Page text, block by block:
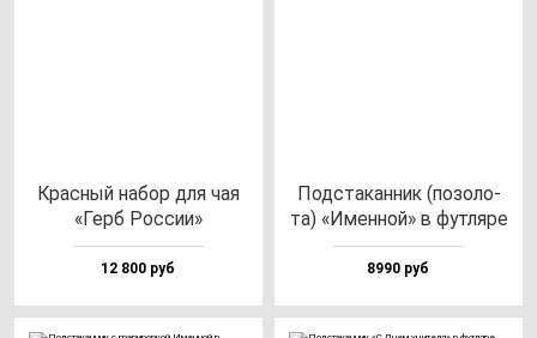
Крас­ный на­бор для чая
«Герб Рос­сии»
12 800 руб
Под­ста­кан­ник (по­зо­ло­
та) «Имен­ной» в фут­ля­ре
8990 руб